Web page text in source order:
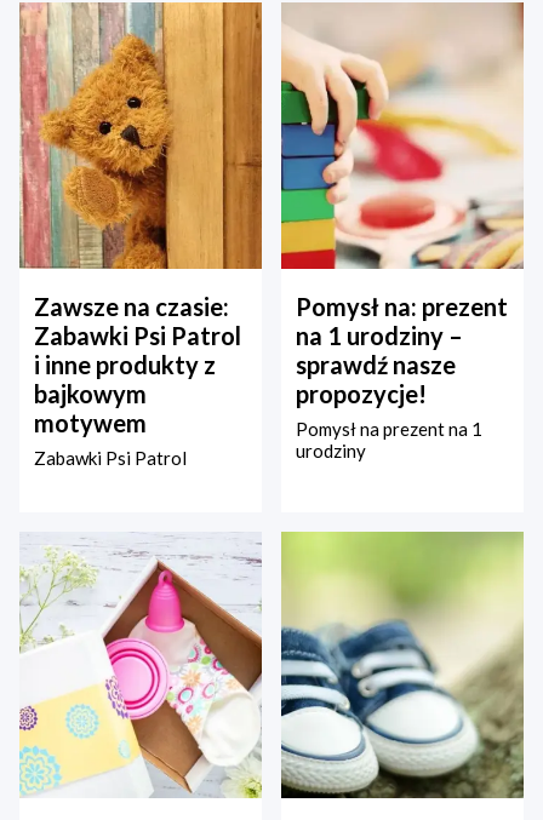
Zawsze na czasie:
Zabawki Psi Patrol
i inne produkty z
bajkowym
motywem
Zabawki Psi Patrol
Pomysł na: prezent
na 1 urodziny –
sprawdź nasze
propozycje!
Pomysł na prezent na 1
urodziny